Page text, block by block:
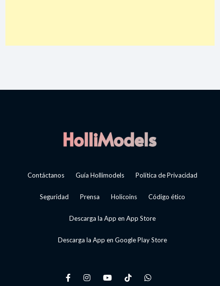
Contáctanos Guía Hollimodels Política de Privacidad
Seguridad Prensa Holicoins Código ético
Descarga la App en App Store
Descarga la App en Google Play Store